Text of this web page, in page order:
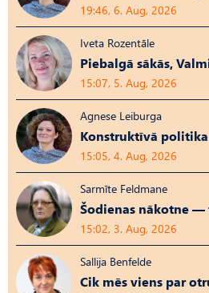
19:46, 6. Aug, 2026
Iveta Rozentāle
Piebalgā sākās,
15:07, 5. Aug, 2026
Agnese Leiburga
Konstruktīvā politika
15:05, 4. Aug, 2026
Sarmīte Feldmane
Šodienas nākotne —
15:02, 3. Aug, 2026
Sallija Benfelde
Cik mēs viens par